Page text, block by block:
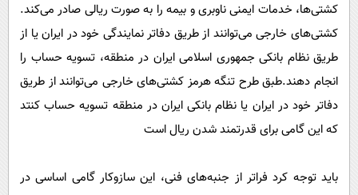
کشتی‌ها، خدمات ایمنی ناوبری و بیمه را به صورت ریالی صادر می‌کند.
کشتی‌های خارجی می‌توانند از طریق دفاتر نمایندگی خود در ایران یا از
طریق نظام بانکی جمهوری اسلامی ایران در منطقه، تسویه حساب را
انجام دهند.طبق طرح تنگه هرمز کشتی‌های خارجی می‌توانند از طریق
دفاتر خود در ایران یا نظام بانکی ایران در منطقه تسویه حساب کنتد
که این گامی برای قدرتمند شدن ریال است
باید توجه کرد فراتر از جنبه‌های فنی، این سازوکار گامی اساسی در